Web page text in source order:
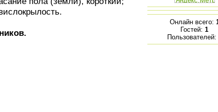
Онлайн всего:
Гостей: 1
Пользователей: